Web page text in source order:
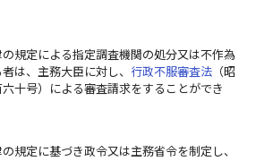
の規定による指定調査機関の処分又は不作為
は、主務大臣に対し、 行政不服審査法 （昭
十号）による審査請求をすることができ
規定に基づき政令又は主務省令を制定し、